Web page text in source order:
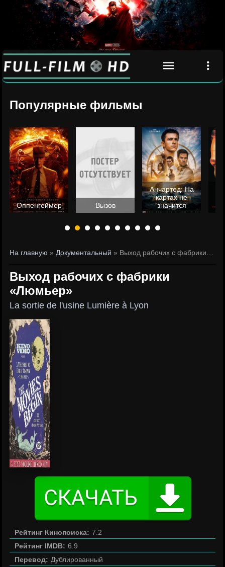
Популярные фильмы
Оппенгеймер Вызов
Анчартед: На
картах не
значится
На главную » Документальный » Выход рабочих с фабрики «Люмьер»
Выход рабочих с фабрики
«Люмьер»
La sortie de l'usine Lumière à Lyon
Рейтинг Кинопоиска: 7.2
Рейтинг IMDB: 6.9
Перевод: Дублированный